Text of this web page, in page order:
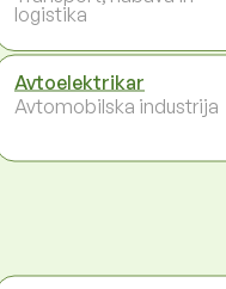
logistika
Avtoelektrikar
Avtomobilska industrija